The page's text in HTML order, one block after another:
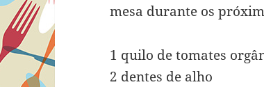
mesa durante os
1 quilo de tomates
2 dentes de alho